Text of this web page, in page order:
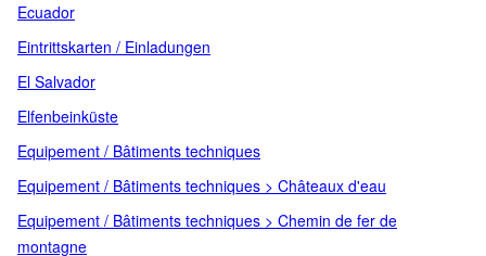
Ecuador
Eintrittskarten / Einladungen
El Salvador
Elfenbeinküste
Equipement / Bâtiments techniques
Equipement / Bâtiments techniques > Châteaux d'eau
Equipement / Bâtiments techniques > Chemin de fer de
montagne